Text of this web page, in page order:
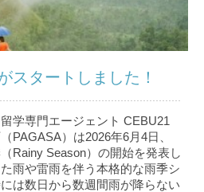
スタートしました！
学専門エージェント CEBU21
PAGASA）は2026年6月4日、
Rainy Season）の開始を発表し
雨や雷雨を伴う本格的な雨季シ
は数日から数週間雨が降らない